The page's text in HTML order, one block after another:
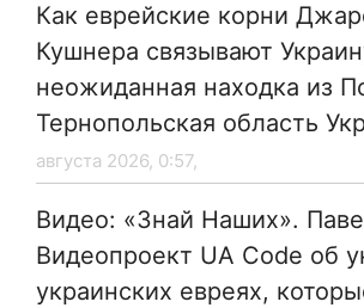
Как еврейские корни
Кушнера связывают
неожиданная находка из
Тернопольская область
августа 2026, 0:57,
Видео: «Знай Наших».
Видеопроект UA Code об
украинских евреях,